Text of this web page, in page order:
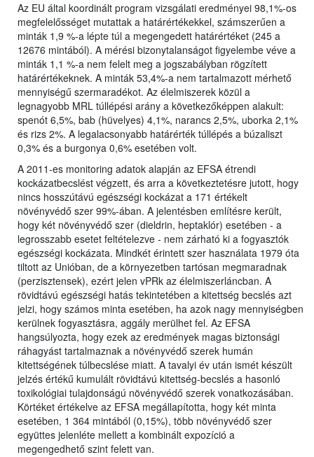
Az EU által koordinált program vizsgálati eredményei 98,1%-os
megfelelősséget mutattak a határértékekkel, számszerűen a
minták 1,9 %-a lépte túl a megengedett határértéket (245 a
12676 mintából). A mérési bizonytalanságot figyelembe véve a
minták 1,1 %-a nem felelt meg a jogszabályban rögzített
határértékeknek. A minták 53,4%-a nem tartalmazott mérhető
mennyiségű szermaradékot. Az élelmiszerek közül a
legnagyobb MRL túllépési arány a következőképpen alakult:
spenót 6,5%, bab (hüvelyes) 4,1%, narancs 2,5%, uborka 2,1%
és rizs 2%. A legalacsonyabb határérték túllépés a búzaliszt
0,3% és a burgonya 0,6% esetében volt.
A 2011-es monitoring adatok alapján az EFSA étrendi
kockázatbecslést végzett, és arra a következtetésre jutott, hogy
nincs hosszútávú egészségi kockázat a 171 értékelt
növényvédő szer 99%-ában. A jelentésben említésre került,
hogy két növényvédő szer (dieldrin, heptaklór) esetében - a
legrosszabb esetet feltételezve - nem zárható ki a fogyasztók
egészségi kockázata. Mindkét érintett szer használata 1979 óta
tiltott az Unióban, de a környezetben tartósan megmaradnak
(perzisztensek), ezért jelen vPRk az élelmiszerláncban. A
rövidtávú egészségi hatás tekintetében a kitettség becslés azt
jelzi, hogy számos minta esetében, ha azok nagy mennyiségben
kerülnek fogyasztásra, aggály merülhet fel. Az EFSA
hangsúlyozta, hogy ezek az eredmények magas biztonsági
ráhagyást tartalmaznak a növényvédő szerek humán
kitettségének túlbecslése miatt. A tavalyi év után ismét készült
jelzés értékű kumulált rövidtávú kitettség-becslés a hasonló
toxikológiai tulajdonságú növényvédő szerek vonatkozásában.
Körtéket értékelve az EFSA megállapította, hogy két minta
esetében, 1 364 mintából (0,15%), több növényvédő szer
együttes jelenléte mellett a kombinált expozíció a
megengedhető szint felett van.